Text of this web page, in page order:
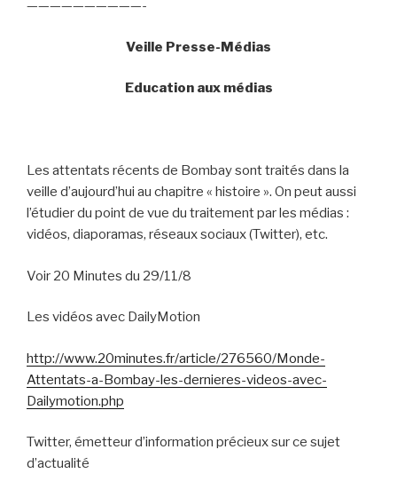
——————————-
Veille Presse-Médias
Education aux médias
Les attentats récents de Bombay sont traités dans la
veille d’aujourd’hui au chapitre « histoire ». On peut aussi
l’étudier du point de vue du traitement par les médias :
vidéos, diaporamas, réseaux sociaux (Twitter), etc.
Voir 20 Minutes du 29/11/8
Les vidéos avec DailyMotion
http://www.20minutes.fr/article/276560/Monde-
Attentats-a-Bombay-les-dernieres-videos-avec-
Dailymotion.php
Twitter, émetteur d’information précieux sur ce sujet
d’actualité